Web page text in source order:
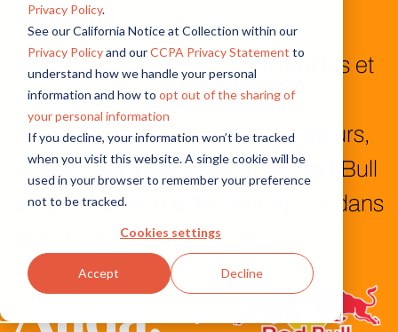
Privacy Policy.
See our California Notice at Collection within our
Privacy Policyand ourCCPA Privacy Statement to
understand how we handle your personal
information and how to opt out of the sharing of
your personal information
If you decline, your information won’t be tracked
when you visit this website. A single cookie will be
used in your browser to remember your preference
not to be tracked.
Cookies settings
Accept Decline
Red Bull
En fournissant des insights rapides et
exploitables sur l’évolution du
comportement des consommateurs,
l'équipe Shopper Insights de Red Bull
a l’opportunité d’aider l'entreprise dans
ses décisions stratégiques.